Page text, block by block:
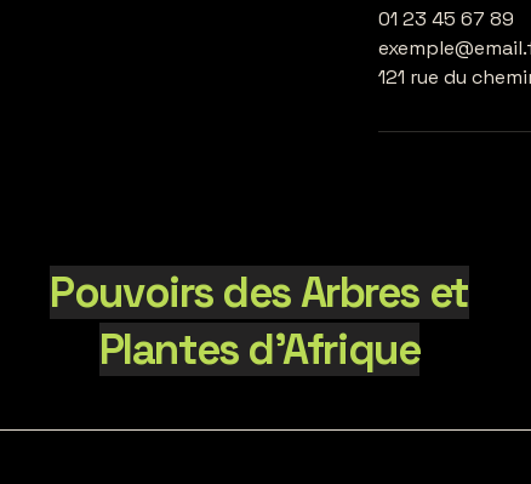
01 23 45 67 89
121 rue du
Pouvoirs des Arbres et
Plantes d'Afrique